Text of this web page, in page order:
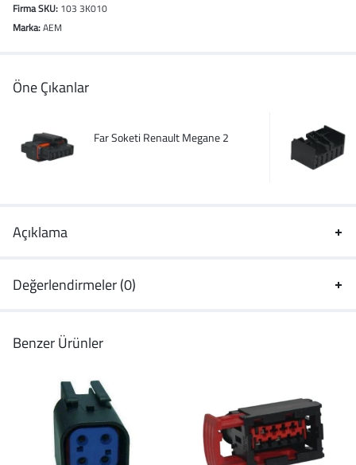
Firma SKU: 103 3K010
Marka:AEM
Öne Çıkanlar
Far Soketi Renault Megane 2
Açıklama
Değerlendirmeler (0)
Benzer Ürünler